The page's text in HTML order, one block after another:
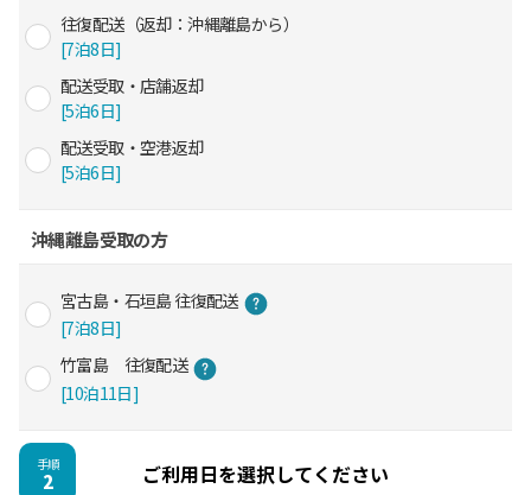
往復配送（返却：沖縄離島から）
[7泊8日]
配送受取・店舗返却
[5泊6日]
配送受取・空港返却
[5泊6日]
沖縄離島受取の方
宮古島・石垣島 往復配送
[7泊8日]
竹富島 往復配送
[10泊11日]
手順
2 ご利用日を選択してください